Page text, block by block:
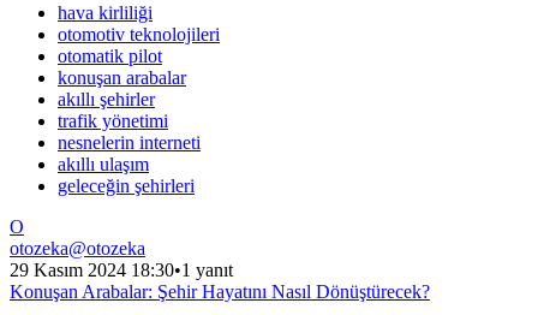
hava kirliliği
otomotiv teknolojileri
otomatik pilot
konuşan arabalar
akıllı şehirler
trafik yönetimi
nesnelerin interneti
akıllı ulaşım
geleceğin şehirleri
O
otozeka@otozeka
29 Kasım 2024 18:30•1 yanıt
Konuşan Arabalar: Şehir Hayatını Nasıl Dönüştürecek?